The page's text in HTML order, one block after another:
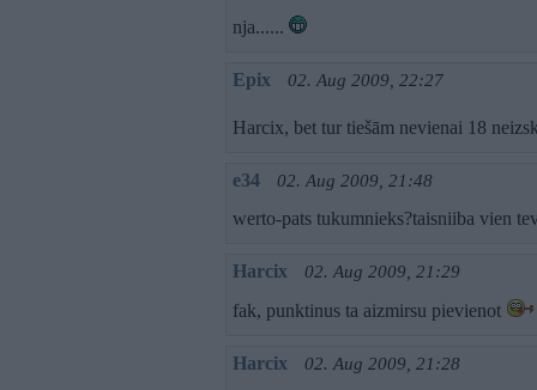
nja......
Epix 02. Aug 2009, 22:27
Harcix, bet tur tiešām nevienai 18
e34 02. Aug 2009, 21:48
werto-pats tukumnieks?taisniiba vien
Harcix 02. Aug 2009, 21:29
fak, punktinus ta aizmirsu pievienot
Harcix 02. Aug 2009, 21:28